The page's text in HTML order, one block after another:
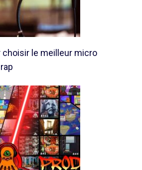
choisir le meilleur micro